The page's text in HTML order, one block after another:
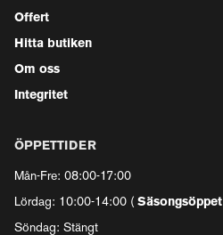
Offert
Hitta butiken
Om oss
Integritet
ÖPPETTIDER
Mån-Fre: 08:00-17:00
Lördag: 10:00-14:00 ( Säsongsöppet
Söndag: Stängt